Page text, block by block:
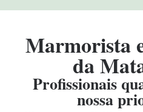
Marmorista
da
Profissionais
nossa